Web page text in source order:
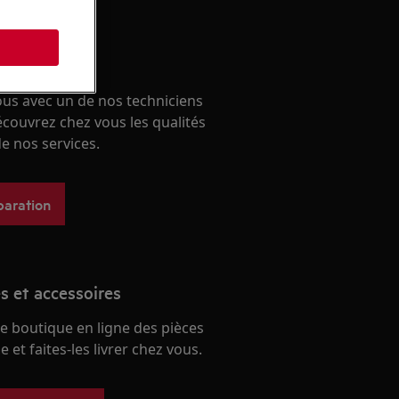
expert
avec un de nos techniciens
chez vous les qualités
nos services.
et accessoires
boutique en ligne des pièces
et faites-les livrer chez vous.